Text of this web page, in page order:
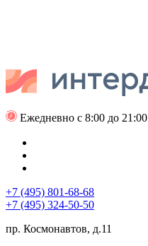
Ежедневно с 8:00 до 21:00
+7 (495) 801-68-68
+7 (495) 324-50-50
пр. Космонавтов, д.11